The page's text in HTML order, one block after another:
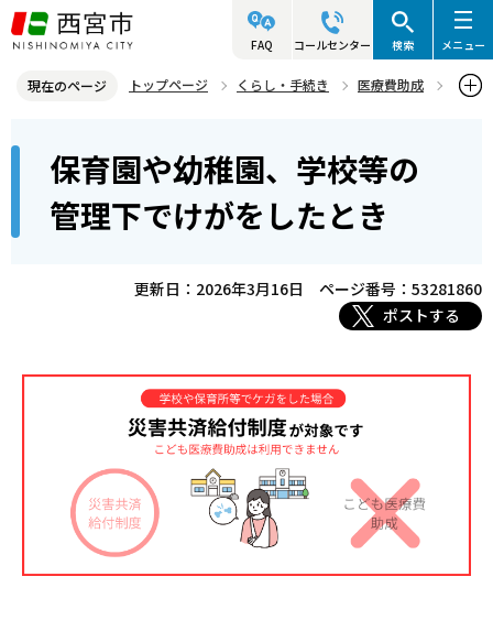
こ
の
ジ
頭
FAQ コールセンター 検索 メニュー
現在のページ トップページ くらし・手続き
医療費助成
保育園や幼稚園、学校等の管理下でけがをしたとき
保育園や幼稚園、学校等の
管理下でけがをしたとき
更新日：2026年3月16日
ページ番号：53281860
ポストする